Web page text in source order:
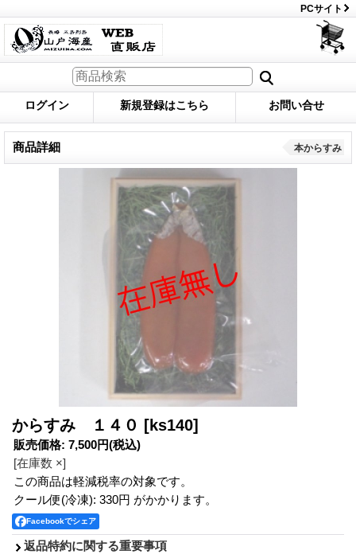
PCサイト
ログイン 新規登録はこちら お問い合せ
商品詳細 本からすみ
からすみ １４０ [ks140]
販売価格: 7,500円(税込)
[在庫数 ×]
この商品は軽減税率の対象です。
クール便(冷凍): 330円 がかかります。
Facebookでシェア
返品特約に関する重要事項